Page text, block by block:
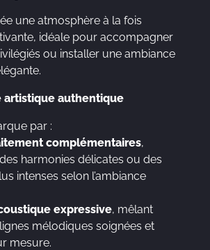
une atmosphère à la fois
idéale pour accompagner
ou installer une ambiance
artistique authentique
par :
complémentaires,
harmonies délicates ou des
intenses selon l’ambiance
expressive, mêlant
mélodiques soignées et
mesure.